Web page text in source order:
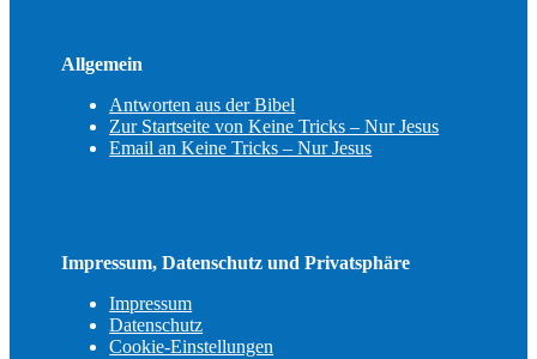
Allgemein
Antworten aus der Bibel
Zur Startseite von Keine Tricks – Nur Jesus
Email an Keine Tricks – Nur Jesus
Impressum, Datenschutz und Privatsphäre
Impressum
Datenschutz
Cookie-Einstellungen